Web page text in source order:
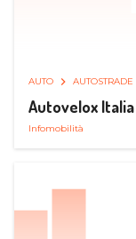
AUTO AUTOSTRADE
Autovelox
Infomobilità